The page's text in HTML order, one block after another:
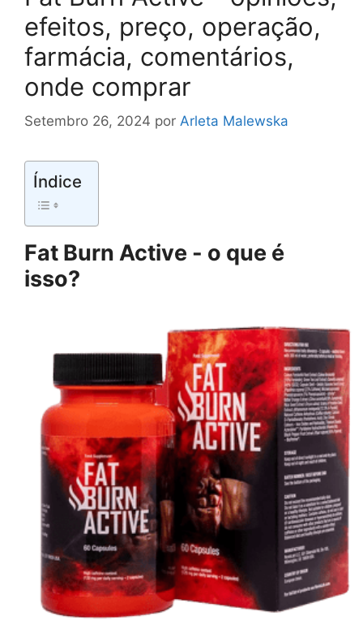
efeitos, preço, operação,
farmácia, comentários,
onde comprar
Setembro 26, 2024 por Arleta Malewska
Índice
Fat Burn Active - o que é
isso?